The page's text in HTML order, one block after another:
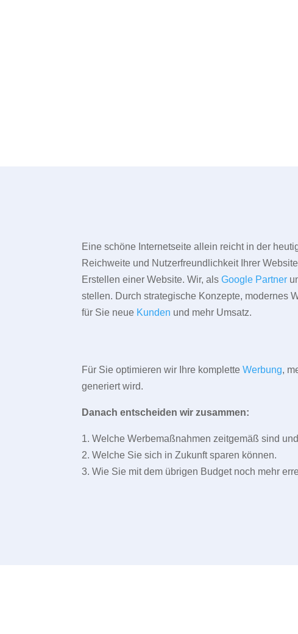
Eine schöne Internetseite allein reicht in der
Reichweite und Nutzerfreundlichkeit Ihrer
Erstellen einer Website. Wir, alsGoogle Partner
stellen. Durch strategische Konzepte, modernes
für Sie neue Kunden und mehr Umsatz.
Für Sie optimieren wir Ihre kompletteWerbung,
generiert wird.
Danach entscheiden wir zusammen:
1. Welche Werbemaßnahmen zeitgemäß sind
2. Welche Sie sich in Zukunft sparen können.
3. Wie Sie mit dem übrigen Budget noch mehr